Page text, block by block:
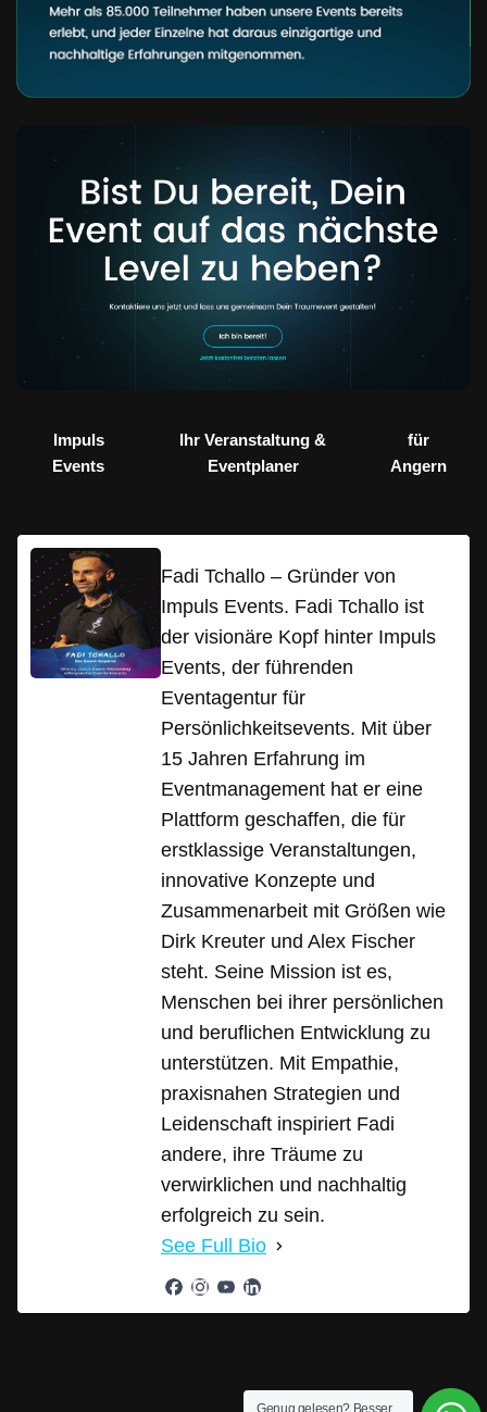
Impuls
Events
Ihr Veranstaltung &
Eventplaner
für
Angern
Fadi Tchallo – Gründer von
Impuls Events. Fadi Tchallo ist
der visionäre Kopf hinter Impuls
Events, der führenden
Eventagentur für
Persönlichkeitsevents. Mit über
15 Jahren Erfahrung im
Eventmanagement hat er eine
Plattform geschaffen, die für
erstklassige Veranstaltungen,
innovative Konzepte und
Zusammenarbeit mit Größen wie
Dirk Kreuter und Alex Fischer
steht. Seine Mission ist es,
Menschen bei ihrer persönlichen
und beruflichen Entwicklung zu
unterstützen. Mit Empathie,
praxisnahen Strategien und
Leidenschaft inspiriert Fadi
andere, ihre Träume zu
verwirklichen und nachhaltig
erfolgreich zu sein.
See Full Bio
Genug gelesen? Besser